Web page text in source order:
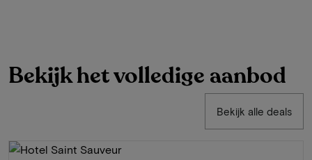
Bekijk het volledige aanbod
Bekijk alle deals